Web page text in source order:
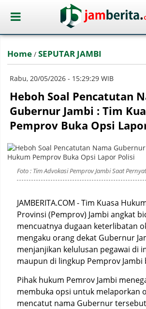
Home / SEPUTAR JAMBI
Rabu, 20/05/2026 - 15:29:29 WIB
Heboh Soal Pencatutan
Gubernur Jambi : Tim
Pemprov Buka Opsi
Foto : Tim Advokasi Pemprov Jambi Saat
JAMBERITA.COM - Tim Kuasa
Provinsi (Pemprov) Jambi angkat
mencuatnya dugaan keterlibatan
mengaku orang dekat Gubernur
menjanjikan kelulusan pegawai di
maupun di lingkup Pemprov
Pihak hukum Pemrov Jambi
membuka opsi untuk melaporkan
mencatut nama Gubernur